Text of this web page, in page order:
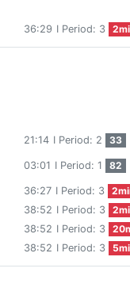
36:29 I Period: 3
21:14 I Period: 2 33
03:01 I Period: 1 82
36:27 I Period: 3
38:52 I Period: 3
38:52 I Period: 3
38:52 I Period: 3